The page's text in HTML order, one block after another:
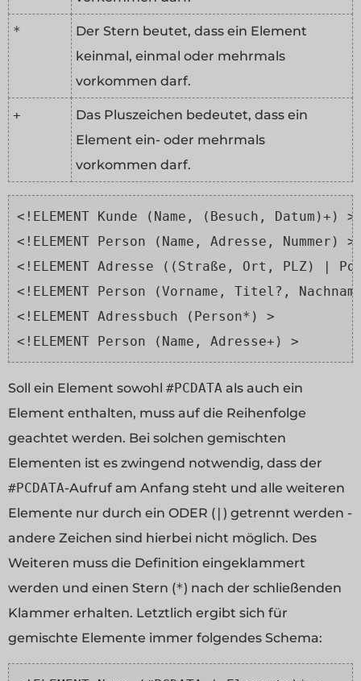
*
Der Stern beutet, dass ein Element
keinmal, einmal oder mehrmals
vorkommen darf.
+
Das Pluszeichen bedeutet, dass ein
Element ein- oder mehrmals
vorkommen darf.
<!ELEMENT Kunde (Name, (Besuch, Datum)+) >
<!ELEMENT Person (Name, Adresse, Nummer) >
<!ELEMENT Adresse ((Straße, Ort, PLZ) |
<!ELEMENT Person (Vorname, Titel?,
<!ELEMENT Adressbuch (Person*) >
<!ELEMENT Person (Name, Adresse+) >
Soll ein Element sowohl #PCDATA als auch ein
Element enthalten, muss auf die Reihenfolge
geachtet werden. Bei solchen gemischten
Elementen ist es zwingend notwendig, dass der
#PCDATA-Aufruf am Anfang steht und alle weiteren
Elemente nur durch ein ODER ( | ) getrennt werden -
andere Zeichen sind hierbei nicht möglich. Des
Weiteren muss die Definition eingeklammert
werden und einen Stern (*) nach der schließenden
Klammer erhalten. Letztlich ergibt sich für
gemischte Elemente immer folgendes Schema: